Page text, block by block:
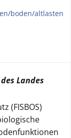
boden/altlasten
Landes
(FISBOS)